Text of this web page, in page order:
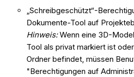
„Schreibgeschützt“-
Dokumente-Tool auf
Hinweis:Wenn eine 3D-
Tool als privat markiert ist
Ordner befindet, müssen
"Berechtigungen auf